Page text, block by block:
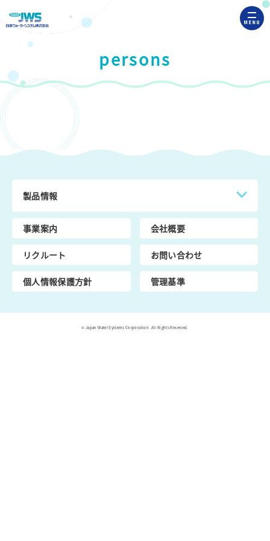
persons
事業案内 会社概要
リクルート お問い合わせ
個人情報保護方針 管理基準
製品情報
© Japan Water Systems Corporation. All Rights Reserved.